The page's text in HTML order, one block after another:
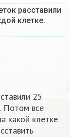
расставили
клетке.
25
Потом все
какой клетке